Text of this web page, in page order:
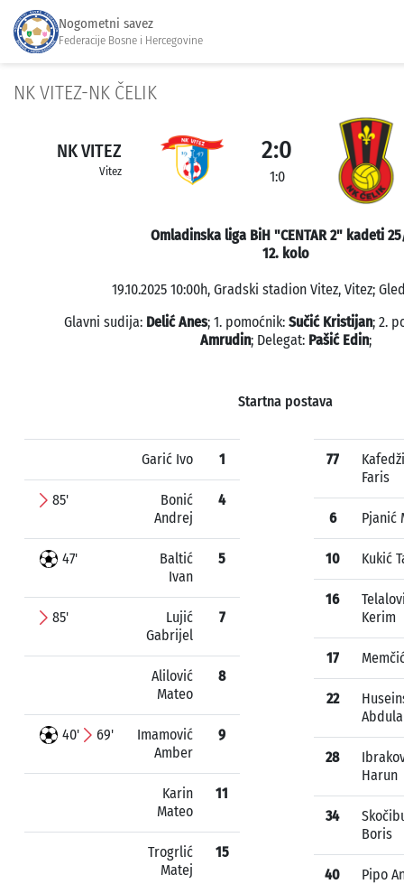
Nogometni savez
Federacije Bosne i Hercegovine
NK VITEZ-NK ČELIK
NK VITEZ
Vitez
2:0
1:0
Omladinska liga BiH "CENTAR 2" kadeti
12. kolo
19.10.2025 10:00h, Gradski stadion Vitez, Vitez;
Glavni sudija: Delić Anes; 1. pomoćnik: Sučić Kristijan; 2.
Amrudin; Delegat: Pašić Edin;
Startna postava
Garić Ivo 1
85'
Bonić
Andrej
4
47'
Baltić
Ivan
5
85'
Lujić
Gabrijel
7
Alilović
Mateo
8
40' 69'
Imamović
Amber
9
Karin
Mateo
11
Trogrlić
Matej
15
77
Faris
6 Pjanić
10 Kukić
16
Kerim
17
22
28
Harun
34
Boris
40 Pipo